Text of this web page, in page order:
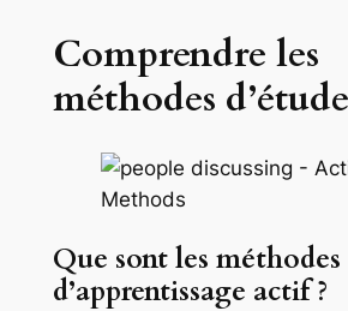
Comprendre les
méthodes
Que sont les méthodes
d’apprentissage actif ?